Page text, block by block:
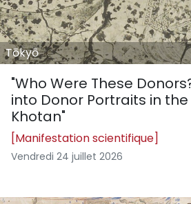
Tōkyō
"Who Were These
into Donor Portraits in
Khotan"
[Manifestation scientifique]
Vendredi 24 juillet 2026